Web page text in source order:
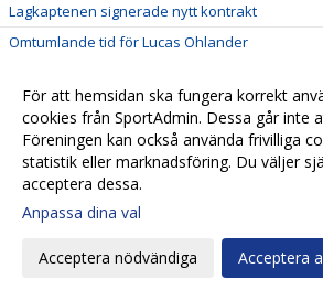
Lagkaptenen signerade nytt kontrakt
Omtumlande tid för Lucas Ohlander
Josef Getachew fortsätter i Eskils
Falkenbergs FF - Eskilsminne IF
Ineffektivt Eskils föll igen
Eskilscoachen varnar för Ahlafors motivation
Lamin Sarr: ”Nyttigt för mig att spela i Eskils"
Eskilsminne IF - Ahlafors IF
För att hemsidan ska fungera korrekt
cookies från SportAdmin. Dessa går inte
Föreningen kan också använda frivilliga
statistik eller marknadsföring. Du väljer
acceptera dessa.
Anpassa dina val
Acceptera nödvändiga Acceptera